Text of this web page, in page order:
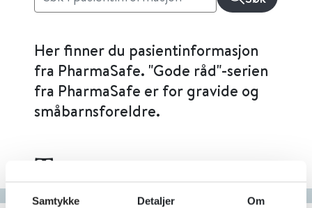
Samtykke Detaljer Om
Her finner du pasientinformasjon
fra PharmaSafe. "Gode råd"-serien
fra PharmaSafe er for gravide og
småbarnsforeldre.
Tema
Gå til bokstav